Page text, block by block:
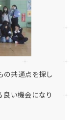
の共通点を探し
良い機会になり